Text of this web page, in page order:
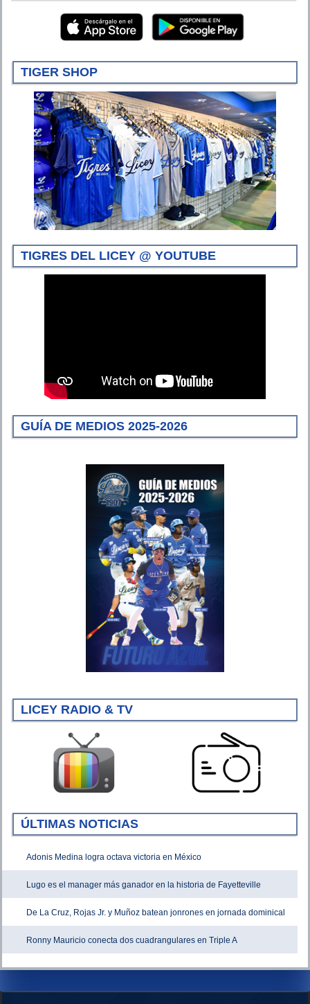
TIGER SHOP
TIGRES DEL LICEY @ YOUTUBE
GUÍA DE MEDIOS 2025-2026
LICEY RADIO & TV
ÚLTIMAS NOTICIAS
Adonis Medina logra octava victoria en México
Lugo es el manager más ganador en la historia de Fayetteville
De La Cruz, Rojas Jr. y Muñoz batean jonrones en jornada dominical
Ronny Mauricio conecta dos cuadrangulares en Triple A